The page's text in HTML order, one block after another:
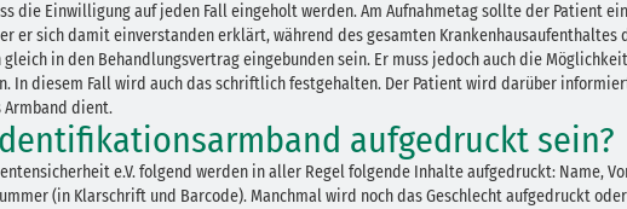
die Einwilligung auf jeden Fall eingeholt werden. Am Aufnahmetag sollte der Patient
er sich damit einverstanden erklärt, während des gesamten Krankenhausaufenthaltes
in den Behandlungsvertrag eingebunden sein. Er muss jedoch auch die Möglichkeit
In diesem Fall wird auch das schriftlich festgehalten. Der Patient wird darüber
Armband dient.
aufgedruckt sein?
e.V. folgend werden in aller Regel folgende Inhalte aufgedruckt: Name,
(in Klarschrift und Barcode). Manchmal wird noch das Geschlecht aufgedruckt